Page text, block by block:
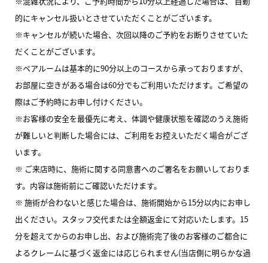
的にキャンセル扱いとさせていただくことがございます。
※キャンセルが続いた場合、次回以降のご予約をお断りさせていた
だくことがございます。
※ペアルームは基本的に90分以上のコースから承っておりますが、
お部屋に空きがある場合は60分でもご利用いただけます。ご希望の
際はご予約時にお申し付けください。
※お客様の安全を最優先に考え、体調や健康状態を確認のうえ施術
が難しいと判断した場合には、ご利用をお控えいただく場合がござ
います。
※ ご来店時に、施術に関する同意書へのご署名をお願いしておりま
す。内容は施術前にご確認いただけます。
※ 施術が合わないと感じた場合は、施術開始から15分以内にお申し
出ください。スタッフ交代または全額返金にて対応いたします。15
分を超えてからのお申し出、および施術完了後のお客様のご都合に
よるクレームに基づく返金には応じられません(当店側に明らかな過